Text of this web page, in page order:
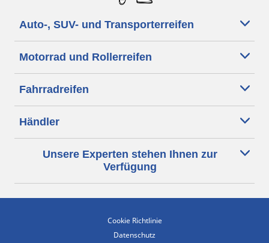
Auto-, SUV- und Transporterreifen
Motorrad und Rollerreifen
Fahrradreifen
Händler
Unsere Experten stehen Ihnen zur
Verfügung
Cookie Richtlinie
Datenschutz